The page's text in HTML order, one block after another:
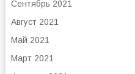
Сентябрь 2021
Август 2021
Май 2021
Март 2021